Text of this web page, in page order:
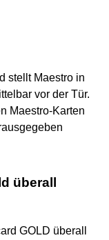
stellt Maestro in
vor der Tür.
Maestro-Karten
überall
GOLD überall